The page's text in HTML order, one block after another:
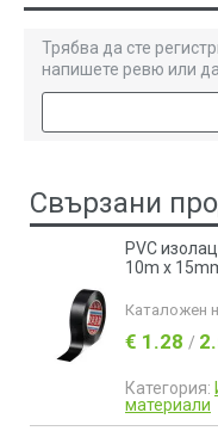
Трябва да сте
напишете ревю или
Свързани
PVC
10m x
Каталожен
€ 1.28 /
Категория:
материали